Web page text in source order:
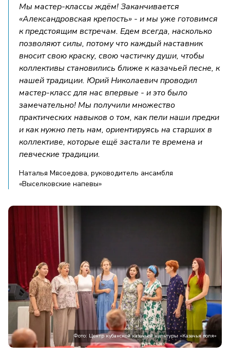
Мы мастер-классы ждём! Заканчивается
«Александровская крепость» - и мы уже готовимся
к предстоящим встречам. Едем всегда, насколько
позволяют силы, потому что каждый наставник
вносит свою краску, свою частичку души, чтобы
коллективы становились ближе к казачьей песне, к
нашей традиции. Юрий Николаевич проводил
мастер-класс для нас впервые - и это было
замечательно! Мы получили множество
практических навыков о том, как пели наши предки
и как нужно петь нам, ориентируясь на старших в
коллективе, которые ещё застали те времена и
певческие традиции.
Наталья Мясоедова, руководитель ансамбля
«Выселковские напевы»
Фото: Центр кубанской казачьей культуры «Казачья воля»